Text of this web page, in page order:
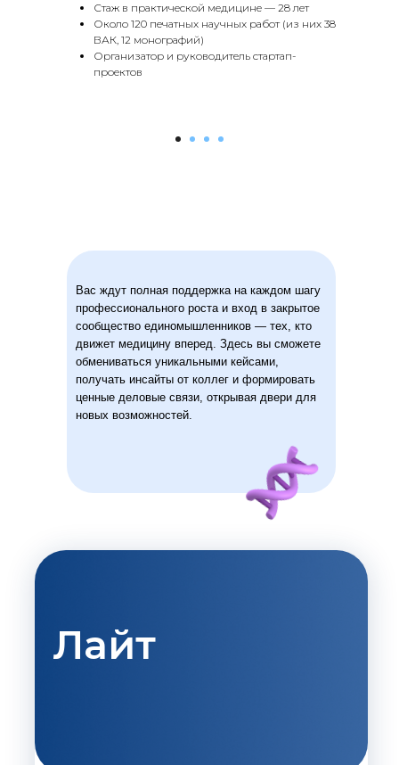
Стаж в практической медицине — 28 лет
Около 120 печатных научных работ (из них 38
ВАК, 12 монографий)
Организатор и руководитель стартап-
проектов
Вас ждут полная поддержка на каждом шагу
профессионального роста и вход в закрытое
сообщество единомышленников — тех, кто
движет медицину вперед. Здесь вы сможете
обмениваться уникальными кейсами,
получать инсайты от коллег и формировать
ценные деловые связи, открывая двери для
новых возможностей.
Лайт